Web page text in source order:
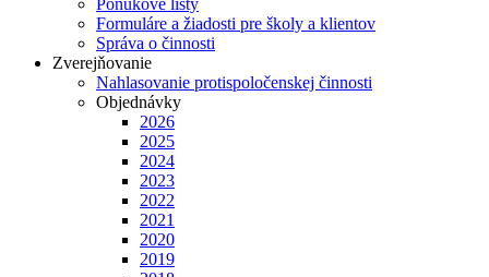
Ponukové listy
Formuláre a žiadosti pre školy a klientov
Správa o činnosti
Zverejňovanie
Nahlasovanie protispoločenskej činnosti
Objednávky
2026
2025
2024
2023
2022
2021
2020
2019